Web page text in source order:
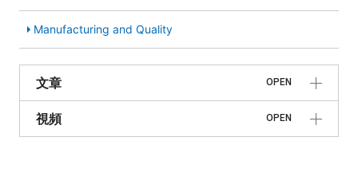
Manufacturing and Quality
文章 OPEN
視頻 OPEN